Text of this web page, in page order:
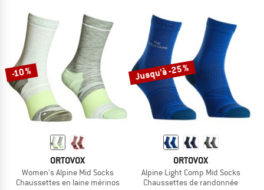
-10 %
ORTOVOX
Women's Alpine Mid Socks
Chaussettes en laine mérinos
Jusqu'à -25 %
ORTOVOX
Alpine Light Comp Mid Socks
Chaussettes de randonnée